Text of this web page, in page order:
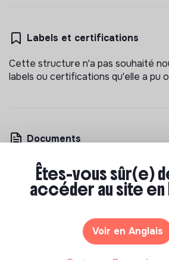
Labels et certifications
Cette structure n'a pas souhaité
labels ou certifications qu'elle a pu
Documents
N'a pas encore communiqué de
transparence
Êtes-vous sûr(e)
accéder au site en
Voir en Anglais